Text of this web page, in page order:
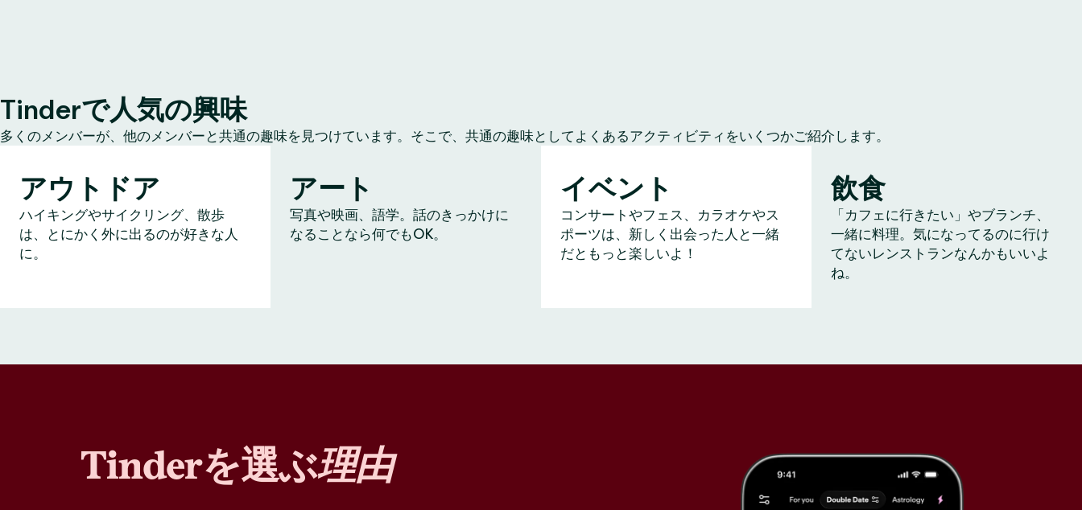
Tinderで人気の興味
多くのメンバーが、他のメンバーと共通の趣味を見つけています。そこで、共通の趣味としてよくあるアクティビティをいくつかご紹介します。
アウトドア
ハイキングやサイクリング、散歩
は、とにかく外に出るのが好きな人
に。
アート
写真や映画、語学。話のきっかけに
なることなら何でもOK。
イベント
コンサートやフェス、カラオケやス
ポーツは、新しく出会った人と一緒
だともっと楽しいよ！
飲食
「カフェに行きたい」やブランチ、
一緒に料理。気になってるのに行け
てないレンストランなんかもいいよ
ね。
Tinderを選ぶ理由